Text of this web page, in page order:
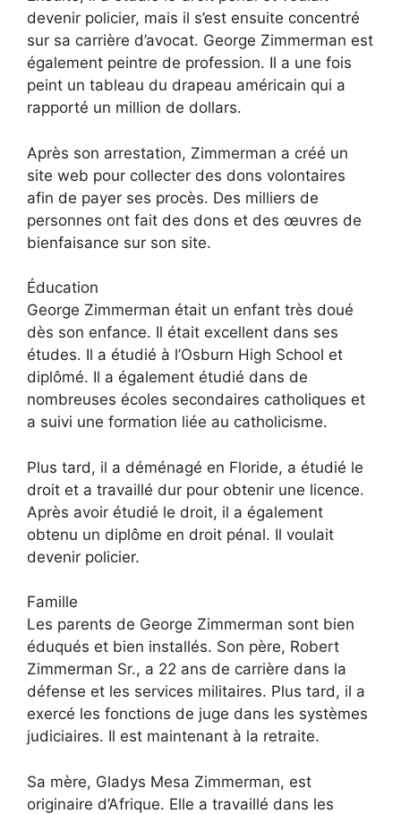
devenir policier, mais il s’est ensuite concentré
sur sa carrière d’avocat. George Zimmerman est
également peintre de profession. Il a une fois
peint un tableau du drapeau américain qui a
rapporté un million de dollars.
Après son arrestation, Zimmerman a créé un
site web pour collecter des dons volontaires
afin de payer ses procès. Des milliers de
personnes ont fait des dons et des œuvres de
bienfaisance sur son site.
Éducation
George Zimmerman était un enfant très doué
dès son enfance. Il était excellent dans ses
études. Il a étudié à l’Osburn High School et
diplômé. Il a également étudié dans de
nombreuses écoles secondaires catholiques et
a suivi une formation liée au catholicisme.
Plus tard, il a déménagé en Floride, a étudié le
droit et a travaillé dur pour obtenir une licence.
Après avoir étudié le droit, il a également
obtenu un diplôme en droit pénal. Il voulait
devenir policier.
Famille
Les parents de George Zimmerman sont bien
éduqués et bien installés. Son père, Robert
Zimmerman Sr., a 22 ans de carrière dans la
défense et les services militaires. Plus tard, il a
exercé les fonctions de juge dans les systèmes
judiciaires. Il est maintenant à la retraite.
Sa mère, Gladys Mesa Zimmerman, est
originaire d’Afrique. Elle a travaillé dans les